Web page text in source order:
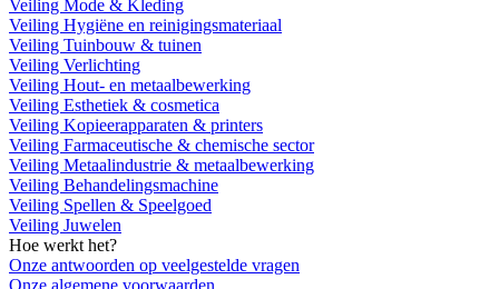
Veiling Mode & Kleding
Veiling Hygiëne en reinigingsmateriaal
Veiling Tuinbouw & tuinen
Veiling Verlichting
Veiling Hout- en metaalbewerking
Veiling Esthetiek & cosmetica
Veiling Kopieerapparaten & printers
Veiling Farmaceutische & chemische sector
Veiling Metaalindustrie & metaalbewerking
Veiling Behandelingsmachine
Veiling Spellen & Speelgoed
Veiling Juwelen
Hoe werkt het?
Onze antwoorden op veelgestelde vragen
Onze algemene voorwaarden